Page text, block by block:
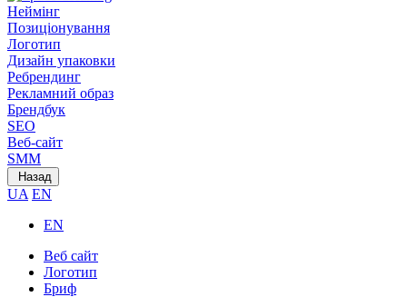
Неймінг
Позиціонування
Логотип
Дизайн упаковки
Ребрендинг
Рекламний образ
Брендбук
SEO
Веб-сайт
SMM
Назад
UA EN
EN
Веб сайт
Логотип
Бриф